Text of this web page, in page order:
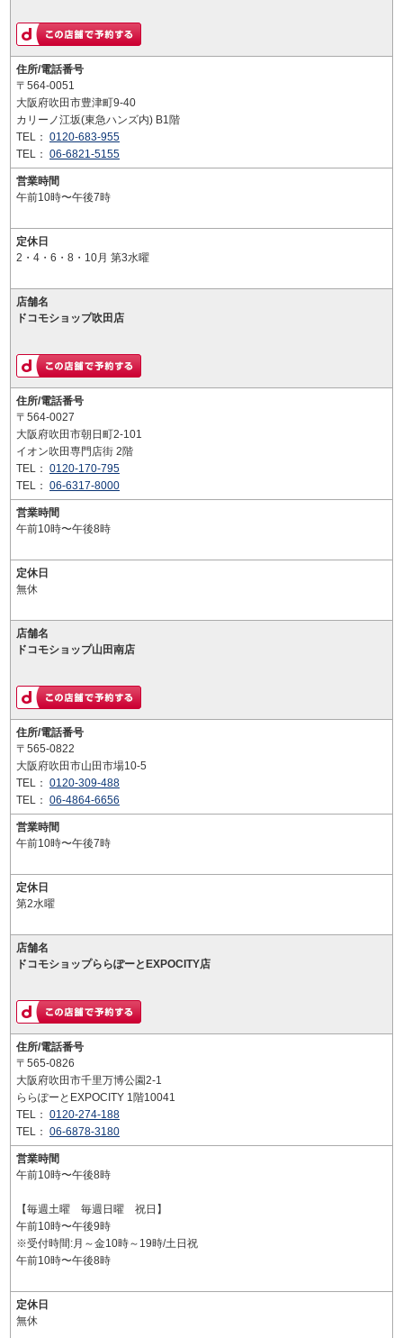
住所/電話番号
〒564-0051
大阪府吹田市豊津町9-40
カリーノ江坂(東急ハンズ内) B1階
TEL： 0120-683-955
TEL： 06-6821-5155
営業時間
午前10時〜午後7時
定休日
2・4・6・8・10月 第3水曜
店舗名
ドコモショップ吹田店
住所/電話番号
〒564-0027
大阪府吹田市朝日町2-101
イオン吹田専門店街 2階
TEL： 0120-170-795
TEL： 06-6317-8000
営業時間
午前10時〜午後8時
定休日
無休
店舗名
ドコモショップ山田南店
住所/電話番号
〒565-0822
大阪府吹田市山田市場10-5
TEL： 0120-309-488
TEL： 06-4864-6656
営業時間
午前10時〜午後7時
定休日
第2水曜
店舗名
ドコモショップららぽーとEXPOCITY店
住所/電話番号
〒565-0826
大阪府吹田市千里万博公園2-1
ららぽーとEXPOCITY 1階10041
TEL： 0120-274-188
TEL： 06-6878-3180
営業時間
午前10時〜午後8時
【毎週土曜 毎週日曜 祝日】
午前10時〜午後9時
※受付時間:月～金10時～19時/土日祝
午前10時〜午後8時
定休日
無休